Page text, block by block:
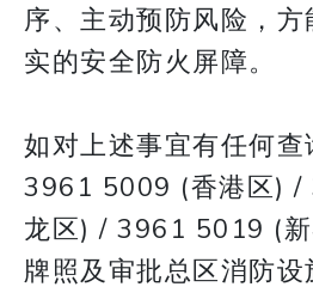
序、主动预防风险，
实的安全防火屏障。
如对上述事宜有任何查
3961 5009 (香港区)
龙区) / 3961 5019 (
牌照及审批总区消防